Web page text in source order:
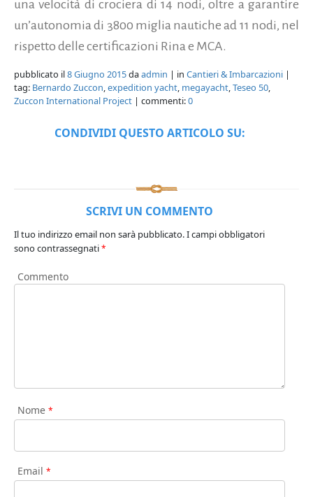
una velocità di crociera di 14 nodi, oltre a garantire
un’autonomia di 3800 miglia nautiche ad 11 nodi, nel
rispetto delle certificazioni Rina e MCA.
pubblicato il8 Giugno 2015daadmin | in Cantieri & Imbarcazioni |
tag: Bernardo Zuccon,expedition yacht, megayacht,Teseo 50,
Zuccon International Project | commenti:0
CONDIVIDI QUESTO ARTICOLO SU:
SCRIVI UN COMMENTO
Il tuo indirizzo email non sarà pubblicato.I campi obbligatori
sono contrassegnati*
Commento
Nome *
Email *